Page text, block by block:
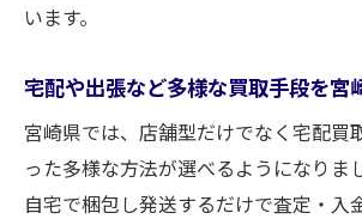
います。
宅配や出張など多様な買取手段を宮
宮崎県では、店舗型だけでなく宅配買
った多様な方法が選べるようになりま
自宅で梱包し発送するだけで査定・入